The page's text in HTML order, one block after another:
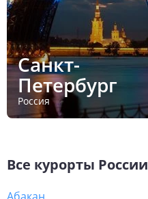
Санкт-
Петербург
Россия
Все курорты России